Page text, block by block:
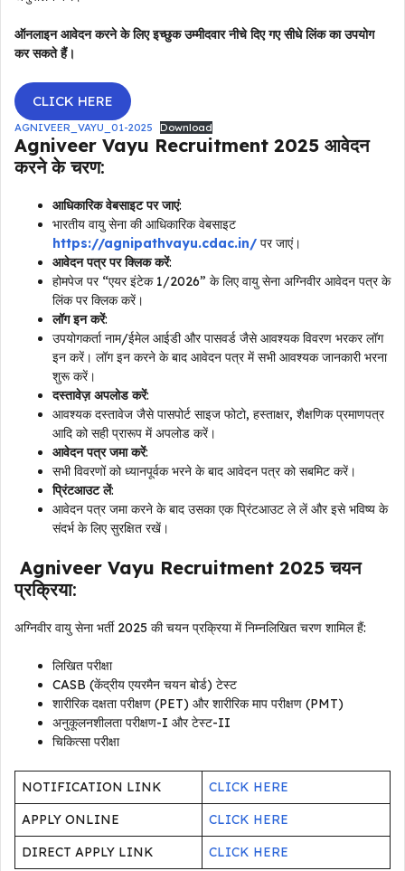
ऑनलाइन आवेदन करने के लिए इच्छुक उम्मीदवार नीचे दिए गए सीधे लिंक का उपयोग
कर सकते हैं।
CLICK HERE
AGNIVEER_VAYU_01-2025 Download
Agniveer Vayu Recruitment 2025 आवेदन
करने के चरण:
आधिकारिक वेबसाइट पर जाएं:
भारतीय वायु सेना की आधिकारिक वेबसाइट
https://agnipathvayu.cdac.in/ पर जाएं।
आवेदन पत्र पर क्लिक करें:
होमपेज पर “एयर इंटेक 1/2026” के लिए वायु सेना अग्निवीर आवेदन पत्र के
लिंक पर क्लिक करें।
लॉग इन करें:
उपयोगकर्ता नाम/ईमेल आईडी और पासवर्ड जैसे आवश्यक विवरण भरकर लॉग
इन करें। लॉग इन करने के बाद आवेदन पत्र में सभी आवश्यक जानकारी भरना
शुरू करें।
दस्तावेज़ अपलोड करें:
आवश्यक दस्तावेज जैसे पासपोर्ट साइज फोटो, हस्ताक्षर, शैक्षणिक प्रमाणपत्र
आदि को सही प्रारूप में अपलोड करें।
आवेदन पत्र जमा करें:
सभी विवरणों को ध्यानपूर्वक भरने के बाद आवेदन पत्र को सबमिट करें।
प्रिंटआउट लें:
आवेदन पत्र जमा करने के बाद उसका एक प्रिंटआउट ले लें और इसे भविष्य के
संदर्भ के लिए सुरक्षित रखें।
Agniveer Vayu Recruitment 2025 चयन
प्रक्रिया:
अग्निवीर वायु सेना भर्ती 2025 की चयन प्रक्रिया में निम्नलिखित चरण शामिल हैं:
लिखित परीक्षा
CASB (केंद्रीय एयरमैन चयन बोर्ड) टेस्ट
शारीरिक दक्षता परीक्षण (PET) और शारीरिक माप परीक्षण (PMT)
अनुकूलनशीलता परीक्षण-I और टेस्ट-II
चिकित्सा परीक्षा
NOTIFICATION LINK
CLICK HERE
APPLY ONLINE
CLICK HERE
DIRECT APPLY LINK
CLICK HERE